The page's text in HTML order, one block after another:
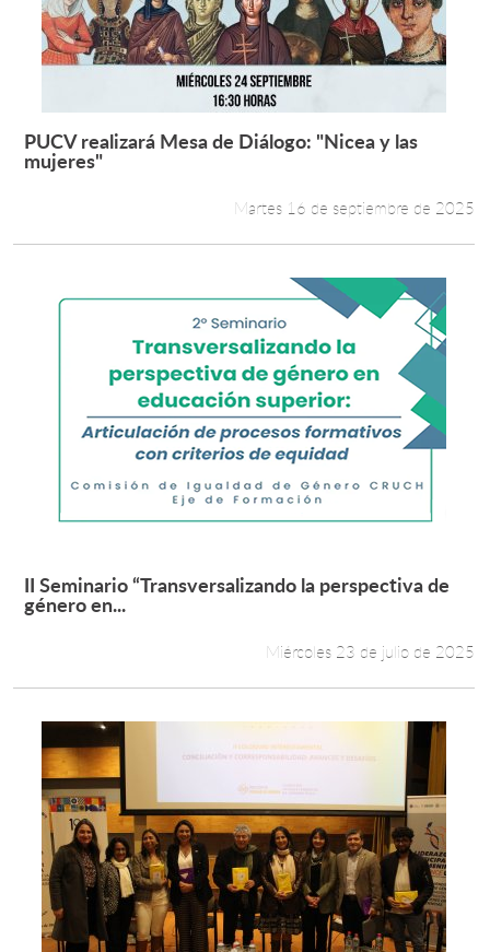
Leer más +
PUCV realizará Mesa de Diálogo: "Nicea y las
mujeres"
Martes 16 de septiembre de 2025
Leer más +
II Seminario “Transversalizando la perspectiva de
género en...
Miércoles 23 de julio de 2025